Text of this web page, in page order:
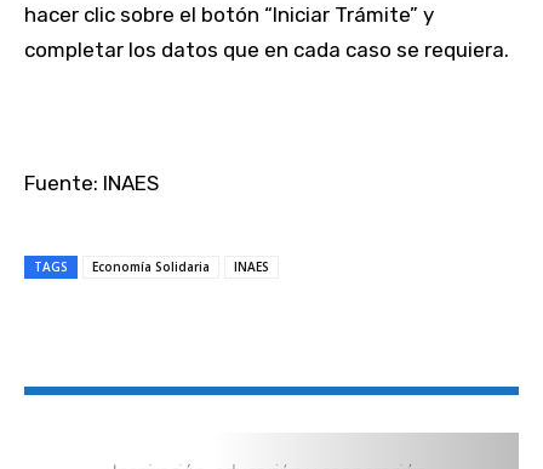
hacer clic sobre el botón “Iniciar Trámite” y
completar los datos que en cada caso se requiera.
Fuente: INAES
TAGS Economía Solidaria INAES